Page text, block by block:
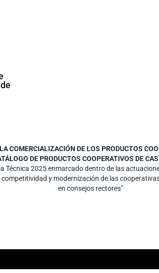
COMERCIALIZACIÓN DE LOS PRODUCTOS
DE PRODUCTOS COOPERATIVOS DE
Técnica 2025 enmarcado dentro de las
y modernización de las
en consejos rectores”